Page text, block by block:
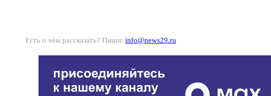
Есть о чём рассказать? Пиши: info@news29.ru